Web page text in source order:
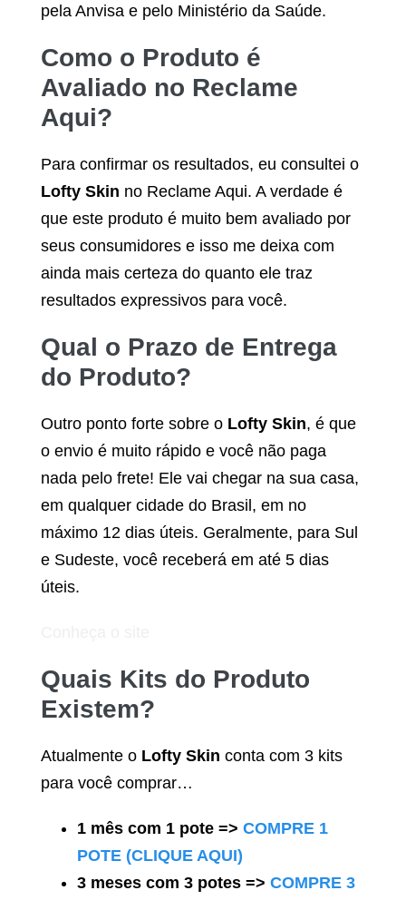
pela Anvisa e pelo Ministério da Saúde.
Como o Produto é
Avaliado no Reclame
Aqui?
Para confirmar os resultados, eu consultei o
Lofty Skin no Reclame Aqui. A verdade é
que este produto é muito bem avaliado por
seus consumidores e isso me deixa com
ainda mais certeza do quanto ele traz
resultados expressivos para você.
Qual o Prazo de Entrega
do Produto?
Outro ponto forte sobre o Lofty Skin, é que
o envio é muito rápido e você não paga
nada pelo frete! Ele vai chegar na sua casa,
em qualquer cidade do Brasil, em no
máximo 12 dias úteis. Geralmente, para Sul
e Sudeste, você receberá em até 5 dias
úteis.
Quais Kits do Produto
Existem?
Atualmente o Lofty Skin conta com 3 kits
para você comprar…
1 mês com 1 pote => COMPRE 1
POTE (CLIQUE AQUI)
3 meses com 3 potes => COMPRE 3